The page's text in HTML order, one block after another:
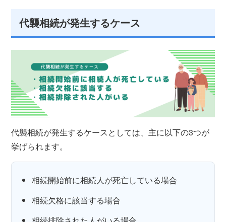
代襲相続が発生するケース
代襲相続が発生するケースとしては、主に以下の3つが
挙げられます。
相続開始前に相続人が死亡している場合
相続欠格に該当する場合